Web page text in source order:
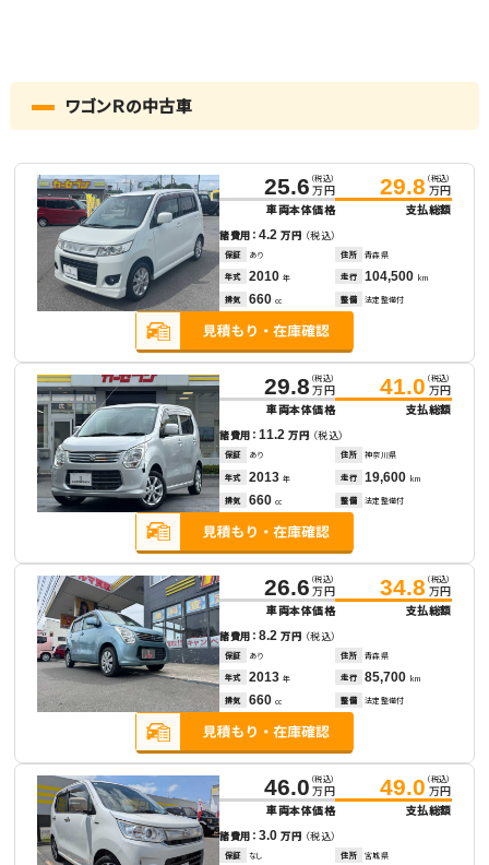
ワゴンＲの中古車
25.6 （税込）
万円
車両本体価格
29.8 （税込）
万円
支払総額
諸費用：4.2万円 （税込）
保証 あり 住所 青森県
年式 2010 年 走行 104,500 km
排気 660 cc 整備 法定整備付
29.8 （税込）
万円
車両本体価格
41.0 （税込）
万円
支払総額
諸費用：11.2万円 （税込）
保証 あり 住所 神奈川県
年式 2013 年 走行 19,600 km
排気 660 cc 整備 法定整備付
26.6 （税込）
万円
車両本体価格
34.8 （税込）
万円
支払総額
諸費用：8.2万円 （税込）
保証 あり 住所 青森県
年式 2013 年 走行 85,700 km
排気 660 cc 整備 法定整備付
46.0 （税込）
万円
車両本体価格
49.0 （税込）
万円
支払総額
諸費用：3.0万円 （税込）
保証 なし 住所 宮城県